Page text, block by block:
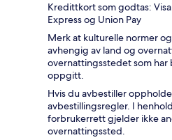
Kredittkort som godtas:
Express og Union Pay
Merk at kulturelle normer
avhengig av land og
overnattingsstedet som
oppgitt.
Hvis du avbestiller
avbestillingsregler. I
forbrukerrett gjelder ikke
overnattingssted.